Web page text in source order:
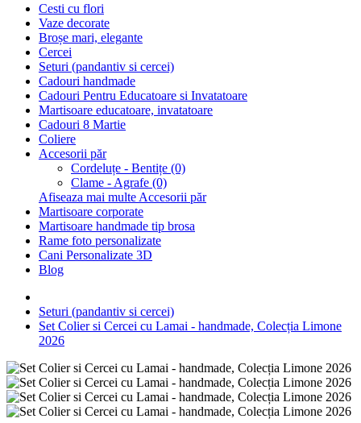
Cesti cu flori
Vaze decorate
Broșe mari, elegante
Cercei
Seturi (pandantiv si cercei)
Cadouri handmade
Cadouri Pentru Educatoare si Invatatoare
Martisoare educatoare, invatatoare
Cadouri 8 Martie
Coliere
Accesorii păr
Cordeluțe - Bentițe (0)
Clame - Agrafe (0)
Afiseaza mai multe Accesorii păr
Martisoare corporate
Martisoare handmade tip brosa
Rame foto personalizate
Cani Personalizate 3D
Blog
Seturi (pandantiv si cercei)
Set Colier si Cercei cu Lamai - handmade, Colecția Limone
2026